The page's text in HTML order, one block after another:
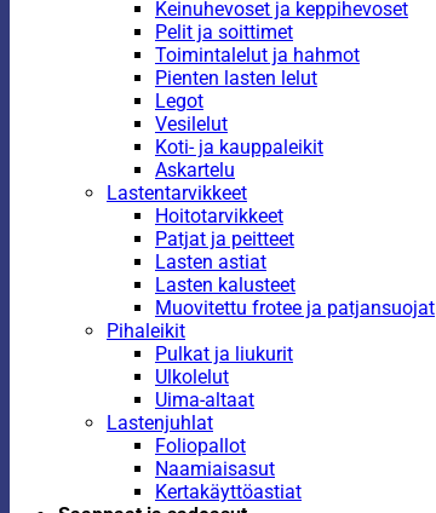
Keinuhevoset ja keppihevoset
Pelit ja soittimet
Toimintalelut ja hahmot
Pienten lasten lelut
Legot
Vesilelut
Koti- ja kauppaleikit
Askartelu
Lastentarvikkeet
Hoitotarvikkeet
Patjat ja peitteet
Lasten astiat
Lasten kalusteet
Muovitettu frotee ja patjansuojat
Pihaleikit
Pulkat ja liukurit
Ulkolelut
Uima-altaat
Lastenjuhlat
Foliopallot
Naamiaisasut
Kertakäyttöastiat